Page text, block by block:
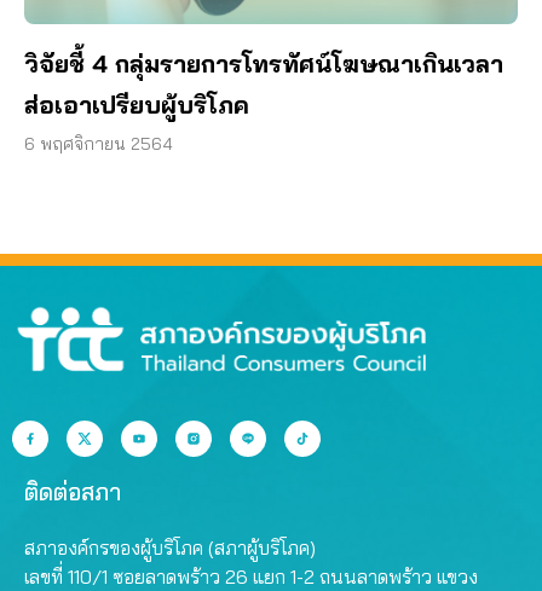
วิจัยชี้ 4 กลุ่มรายการโทรทัศน์โฆษณาเกินเวลา
ส่อเอาเปรียบผู้บริโภค
6 พฤศจิกายน 2564
ติดต่อสภา
สภาองค์กรของผู้บริโภค (สภาผู้บริโภค)
เลขที่ 110/1 ซอยลาดพร้าว 26 แยก 1-2 ถนนลาดพร้าว แขวง